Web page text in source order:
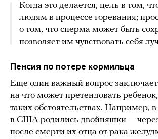
Когда это делается, цель в том,
людям в процессе горевания;
о том, что сперма может быть
позволяет им чувствовать себя
Пенсия по потере кормильца
Еще один важный вопрос
на что может претендовать
таких обстоятельствах. Например,
в США родились двойняшки —
после смерти их отца от рака